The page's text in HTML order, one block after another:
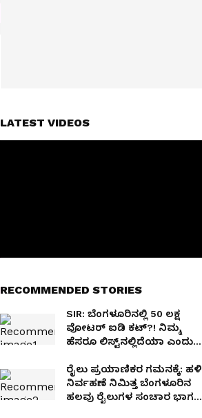
LATEST VIDEOS
RECOMMENDED STORIES
SIR: ಬೆಂಗಳೂರಿನಲ್ಲಿ 50 ಲಕ್ಷ
ವೋಟರ್ ಐಡಿ ಕಟ್?! ನಿಮ್ಮ
ಹೆಸರೂ ಲಿಸ್ಟ್‌ನಲ್ಲಿದೆಯಾ ಎಂದು
ರೈಲು ಪ್ರಯಾಣಿಕರ ಗಮನಕ್ಕೆ: ಹಳಿ
ನಿರ್ವಹಣೆ ನಿಮಿತ್ತ ಬೆಂಗಳೂರಿನ
ಹಲವು ರೈಲುಗಳ ಸಂಚಾರ ಭಾಗಶಃ